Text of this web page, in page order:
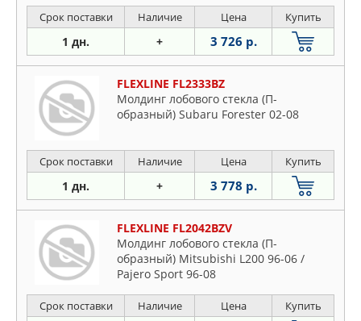
Срок поставки Наличие Цена Купить
1 дн. + 3 726 р.
FLEXLINE FL2333BZ
Молдинг лобового стекла (П-
образный) Subaru Forester 02-08
Срок поставки Наличие Цена Купить
1 дн. + 3 778 р.
FLEXLINE FL2042BZV
Молдинг лобового стекла (П-
образный) Mitsubishi L200 96-06 /
Pajero Sport 96-08
Срок поставки Наличие Цена Купить